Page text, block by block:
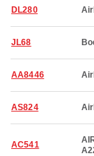
DL280
JL68
AA8446
AS824
AC541